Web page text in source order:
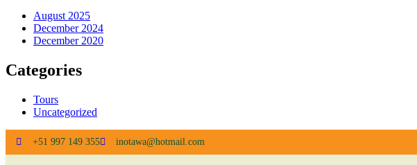
August 2025
December 2024
December 2020
Categories
Tours
Uncategorized
+51 997 149 355 inotawa@hotmail.com